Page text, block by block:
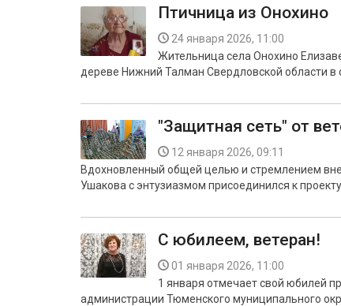
Птичница из Онохино
24 января 2026, 11:00
Жительница села Онохино
дереве Нижний Талман Свердловской области в
"Защитная сеть" от
12 января 2026, 09:11
Вдохновленный общей целью и стремлением
Ушакова с энтузиазмом присоединился к
С юбилеем, ветеран!
01 января 2026, 11:00
1 января отмечает свой юбилей
администрации Тюменского муниципального